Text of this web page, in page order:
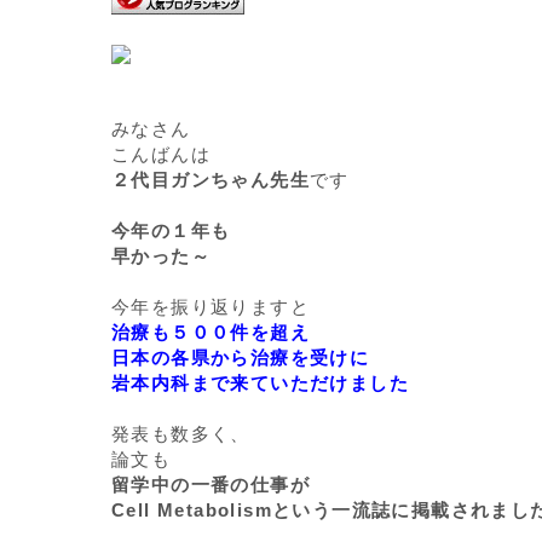
みなさん
こんばんは
２代目ガンちゃん先生です
今年の１年も
早かった～
今年を振り返りますと
治療も５００件を超え
日本の各県から治療を受けに
岩本内科まで来ていただけました
発表も数多く、
論文も
留学中の一番の仕事が
Cell Metabolismという一流誌に掲載されまし